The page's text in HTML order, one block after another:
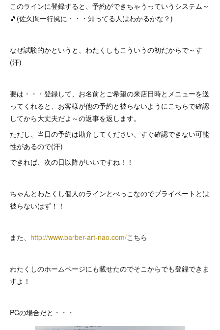
このラインに登録すると、予約ができちゃうっていうシステム～
🎵(佐久間一行風に・・・知ってる人はわかるかな？)
なぜ試験的かというと、わたくしもこういうの初だからで～す
(汗)
要は・・・登録して、お名前とご希望の来店日時とメニューを送
ってくれると、お客様が他の予約と被らないようにこちらで確認
してから大丈夫だよ～の返事を返します。
ただし、当日の予約は勘弁してください、すぐ確認できない可能
性があるので(汗)
できれば、次の日以降がいいですね！！
ちゃんとわたくし個人のラインとべっこなのでプライベートとは
被らないはず！！
また、 http://www.barber-art-nao.com/こちら
わたくしのホームページにも載せたのでそこからでも登録できま
すよ！
PCの場合だと・・・